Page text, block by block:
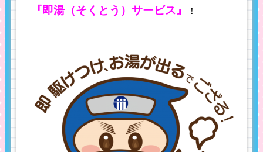
『即湯（そくとう）サービス』 ！